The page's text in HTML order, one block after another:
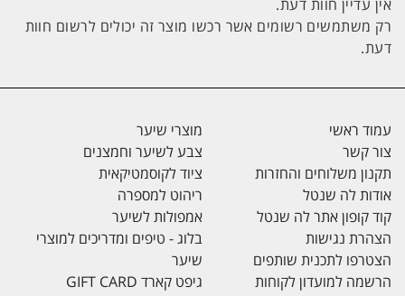
אין עדיין חוות דעת.
רק משתמשים רשומים אשר רכשו מוצר זה יכולים לרשום חוות
דעת.
עמוד ראשי
צור קשר
תקנון משלוחים והחזרות
אודות לה שנטל
קוד קופון אתר לה שנטל
הצהרת נגישות
הצטרפו לתכנית שותפים
הרשמה למועדון לקוחות
מוצרי שיער
צבע לשיער וחמצנים
ציוד לקוסמטיקאית
ריהוט למספרה
אמפולות לשיער
בלוג - טיפים ומדריכים למוצרי
שיער
גיפט קארד GIFT CARD